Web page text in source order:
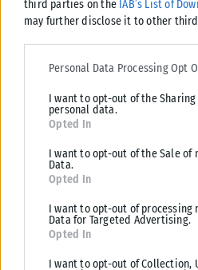
third parties on the IAB’s List of
may further disclose it to other
Please note that this website/app
services and may gather and store
deny consent to Google and its
for below specified purposes in
Personal Data Processing Opt
I want to opt-out of the Sharing
personal data.
Opted In
I want to opt-out of the Sale of
Data.
Opted In
I want to opt-out of processing
Data for Targeted Advertising.
Opted In
I want to opt-out of Collection,
κεραυνοβόλος έρωτας είναι πολύ
κλειδί, αρκεί να είστε έτοιμοι να
Αιγόκερως
Η καθημερινή σας ρουτίνα και οι
αλλάζουν μορφή. Μπορεί να
νέα μορφή άσκησης ή διατροφής
ξαφνικά. Στο χώρο εργασίας, μια
ιδέα θα σας γλιτώσει από πολύ
νευρικό σας σύστημα, καθώς η